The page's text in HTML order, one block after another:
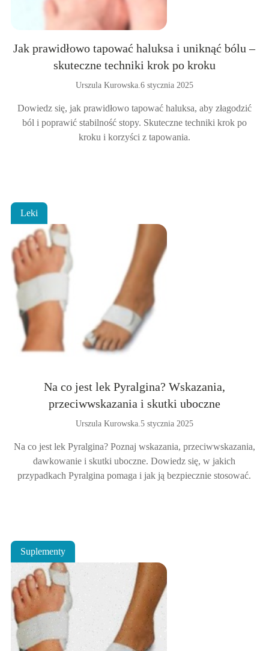
Jak prawidłowo tapować haluksa i uniknąć bólu –
skuteczne techniki krok po kroku
Urszula Kurowska.6 stycznia 2025
Dowiedz się, jak prawidłowo tapować haluksa, aby złagodzić
ból i poprawić stabilność stopy. Skuteczne techniki krok po
kroku i korzyści z tapowania.
Leki
Na co jest lek Pyralgina? Wskazania,
przeciwwskazania i skutki uboczne
Urszula Kurowska.5 stycznia 2025
Na co jest lek Pyralgina? Poznaj wskazania, przeciwwskazania,
dawkowanie i skutki uboczne. Dowiedz się, w jakich
przypadkach Pyralgina pomaga i jak ją bezpiecznie stosować.
Suplementy